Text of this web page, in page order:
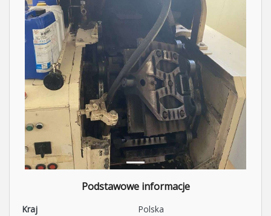
Podstawowe informacje
Kraj
Polska